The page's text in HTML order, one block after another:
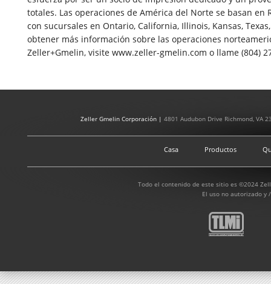
totales. Las operaciones de América del Norte se basan en
con sucursales en Ontario, California, Illinois, Kansas,
obtener más información sobre las operaciones
Zeller+Gmelin, visite www.zeller-gmelin.com o llame (804)
Zeller Gmelin Corporación | 4801 Audubon Drive Richmond, VA
Casa Productos
Todo el contenido de este sitio es ©2024
El uso no autorizado y